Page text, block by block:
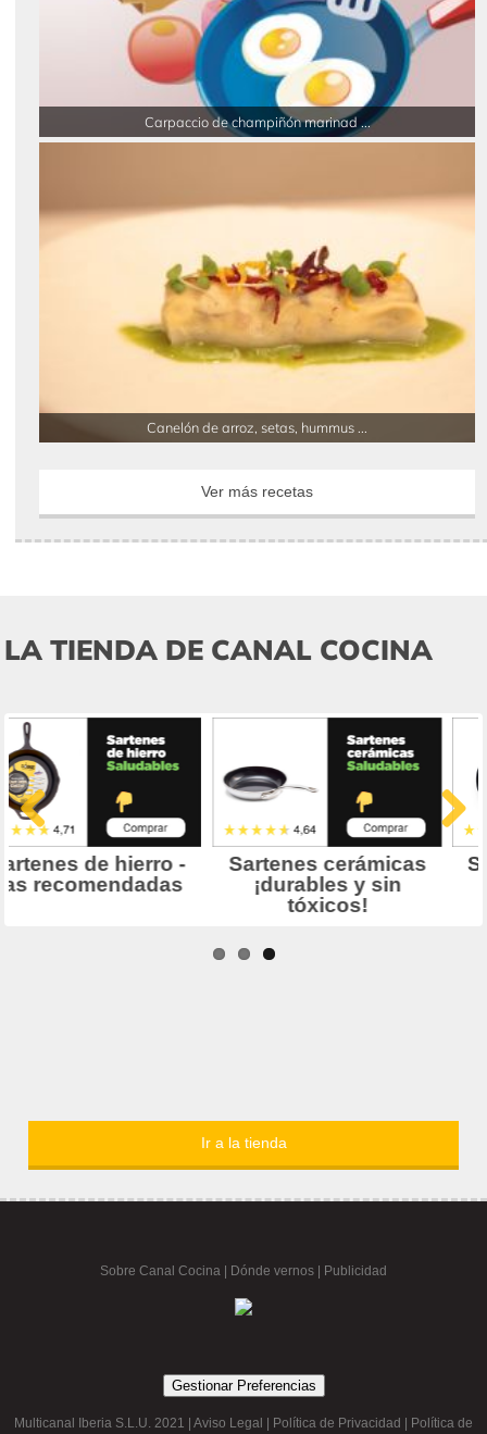
Carpaccio de champiñón marinad ...
Canelón de arroz, setas, hummus ...
Ver más recetas
LA TIENDA DE CANAL COCINA
Ir a la tienda
Sobre Canal Cocina Dónde vernos | Publicidad
Gestionar Preferencias
Multicanal Iberia S.L.U. 2021 | Aviso Legal Política de Privacidad Política de